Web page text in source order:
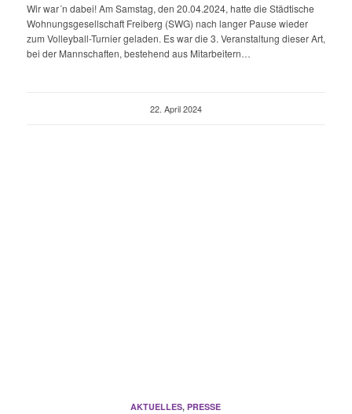
Wir war´n dabei! Am Samstag, den 20.04.2024, hatte die Städtische
Wohnungsgesellschaft Freiberg (SWG) nach langer Pause wieder
zum Volleyball-Turnier geladen. Es war die 3. Veranstaltung dieser Art,
bei der Mannschaften, bestehend aus Mitarbeitern…
22. April 2024
AKTUELLES,PRESSE